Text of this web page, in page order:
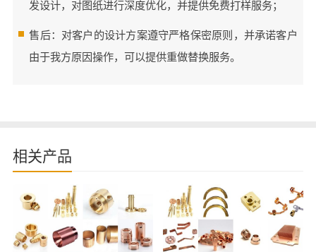
发设计，对图纸进行深度优化，并提供免费打样服务；
售后：对客户的设计方案遵守严格保密原则，并承诺客户
由于我方原因操作，可以提供重做替换服务。
相关产品